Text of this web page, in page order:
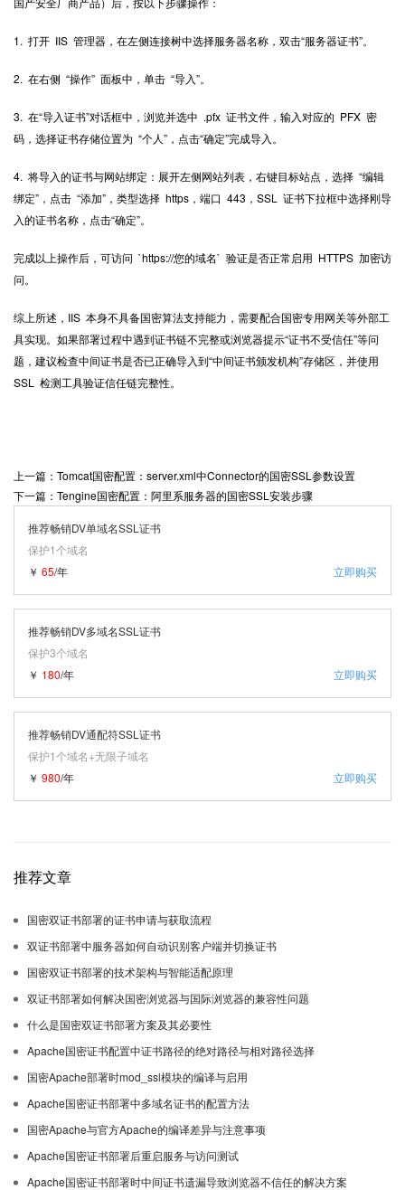
1. 打开 IIS 管理器，在左侧连接树中选择服务器名称，双击“服务器证书”。
2. 在右侧 “操作” 面板中，单击 “导入”。
3. 在“导入证书”对话框中，浏览并选中 .pfx 证书文件，输入对应的 PFX 密
码，选择证书存储位置为 “个人”，点击“确定”完成导入。
4. 将导入的证书与网站绑定：展开左侧网站列表，右键目标站点，选择 “编辑
绑定”，点击 “添加”，类型选择 https，端口 443，SSL 证书下拉框中选择刚导
入的证书名称，点击“确定”。
完成以上操作后，可访问 `https://您的域名` 验证是否正常启用 HTTPS 加密访
问。
综上所述，IIS 本身不具备国密算法支持能力，需要配合国密专用网关等外部工
具实现。如果部署过程中遇到证书链不完整或浏览器提示“证书不受信任”等问
题，建议检查中间证书是否已正确导入到“中间证书颁发机构”存储区，并使用
SSL 检测工具验证信任链完整性。
上一篇：Tomcat国密配置：server.xml中Connector的国密SSL参数设置
下一篇：Tengine国密配置：阿里系服务器的国密SSL安装步骤
推荐畅销DV单域名SSL证书
保护1个域名
立即购买
￥ 65/年
推荐畅销DV多域名SSL证书
保护3个域名
立即购买
￥ 180/年
推荐畅销DV通配符SSL证书
保护1个域名+无限子域名
立即购买
￥ 980/年
推荐文章
国密双证书部署的证书申请与获取流程
双证书部署中服务器如何自动识别客户端并切换证书
国密双证书部署的技术架构与智能适配原理
双证书部署如何解决国密浏览器与国际浏览器的兼容性问题
什么是国密双证书部署方案及其必要性
Apache国密证书配置中证书路径的绝对路径与相对路径选择
国密Apache部署时mod_ssl模块的编译与启用
Apache国密证书部署中多域名证书的配置方法
国密Apache与官方Apache的编译差异与注意事项
Apache国密证书部署后重启服务与访问测试
Apache国密证书部署时中间证书遗漏导致浏览器不信任的解决方案